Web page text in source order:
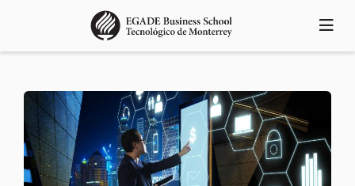
principal